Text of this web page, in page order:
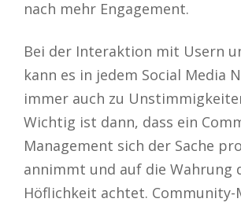
nach mehr Engagement.
Bei der Interaktion mit Usern
kann es in jedem Social Media
immer auch zu
Wichtig ist dann, dass ein
Management sich der Sache
annimmt und auf die Wahrung
Höflichkeit achtet. Community-